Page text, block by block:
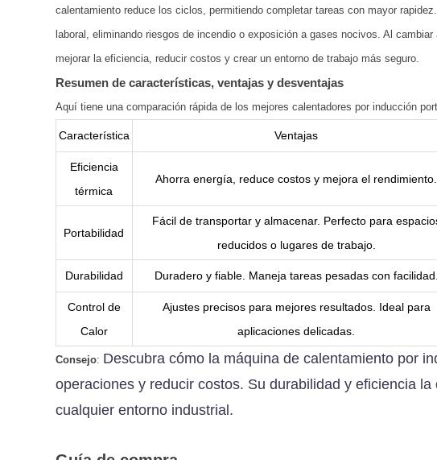
calentamiento reduce los ciclos, permitiendo completar tareas con mayor
laboral, eliminando riesgos de incendio o exposición a gases nocivos. Al
mejorar la eficiencia, reducir costos y crear un entorno de trabajo más seguro.
Resumen de características, ventajas y desventajas
Aquí tiene una comparación rápida de los mejores calentadores por inducción
Característica Ventajas
Eficiencia
térmica
Ahorra energía, reduce costos y mejora el rendimiento.
Portabilidad
Fácil de transportar y almacenar. Perfecto para
reducidos o lugares de trabajo.
Durabilidad Duradero y fiable. Maneja tareas pesadas con facilidad.
Control de
Calor
Ajustes precisos para mejores resultados. Ideal para
aplicaciones delicadas.
Consejo: Descubra cómo la máquina de calentamiento por
operaciones y reducir costos. Su durabilidad y eficiencia
cualquier entorno industrial.